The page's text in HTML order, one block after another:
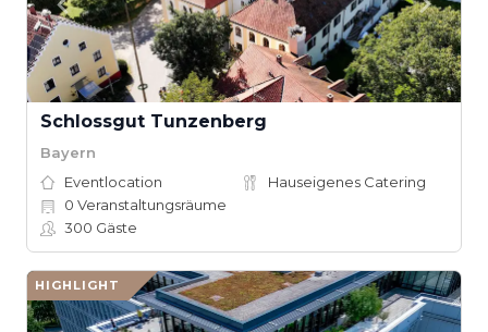
Schlossgut Tunzenberg
Bayern
Eventlocation
Hauseigenes Catering
0 Veranstaltungsräume
300 Gäste
HIGHLIGHT